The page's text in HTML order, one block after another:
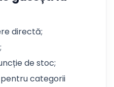
directă;
de stoc;
categorii